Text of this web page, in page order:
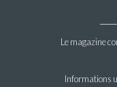
Le magazine
Informations